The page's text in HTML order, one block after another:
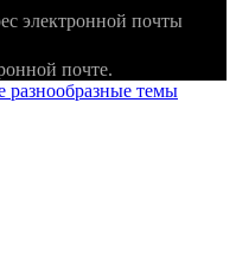
электронной почты
почте.
темы